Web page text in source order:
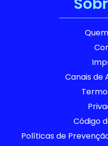
Canais de
Código
Políticas de